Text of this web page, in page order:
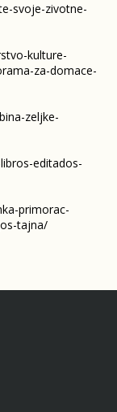
svoje-zivotne-
kulture-
za-domace-
zeljke-
editados-
primorac-
tajna/